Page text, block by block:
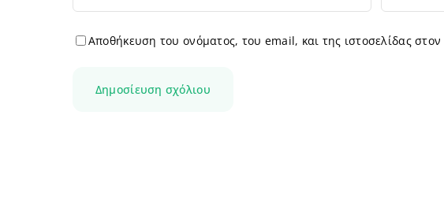
Αποθήκευση του ονόματος, του email, και της ιστοσελίδας